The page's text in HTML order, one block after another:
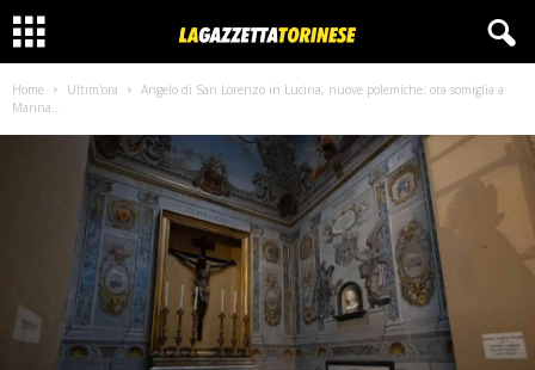
Home Ultim'ora
Angelo di San Lorenzo in Lucina, nuove polemiche: ora somiglia a
Marina...